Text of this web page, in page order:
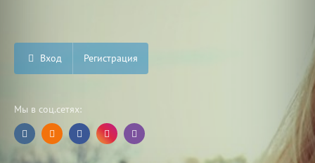
Вход Регистрация
Мы в соц.сетях: